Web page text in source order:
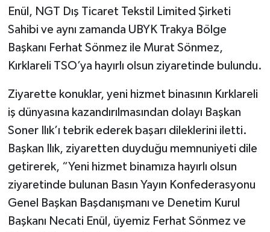
Enül, NGT Dış Ticaret Tekstil Limited Şirketi
Sahibi ve aynı zamanda UBYK Trakya Bölge
Başkanı Ferhat Sönmez ile Murat Sönmez,
Kırklareli TSO’ya hayırlı olsun ziyaretinde bulundu.
Ziyarette konuklar, yeni hizmet binasının Kırklareli
iş dünyasına kazandırılmasından dolayı Başkan
Soner Ilık’ı tebrik ederek başarı dileklerini iletti.
Başkan Ilık, ziyaretten duyduğu memnuniyeti dile
getirerek, “Yeni hizmet binamıza hayırlı olsun
ziyaretinde bulunan Basın Yayın Konfederasyonu
Genel Başkan Başdanışmanı ve Denetim Kurul
Başkanı Necati Enül, üyemiz Ferhat Sönmez ve